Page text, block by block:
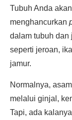
Tubuh Anda
menghancurkan
dalam tubuh dan
seperti jeroan,
jamur.
Normalnya,
melalui ginjal,
Tapi, ada